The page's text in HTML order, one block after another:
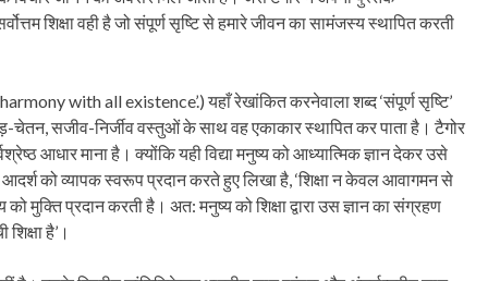
शिक्षा वही है जो संपूर्ण सृष्टि से हमारे जीवन का सामंजस्य स्थापित करती
with all existence’.) यहाँ रेखांकित करनेवाला शब्द ‘संपूर्ण सृष्टि’
सजीव-निर्जीव वस्तुओं के साथ वह एकाकार स्थापित कर पाता है। टैगोर
आधार माना है। क्योंकि यही विद्या मनुष्य को आध्यात्मिक ज्ञान देकर उसे
को व्यापक स्वरूप प्रदान करते हुए लिखा है, ‘शिक्षा न केवल आवागमन से
मुक्ति प्रदान करती है। अत: मनुष्य को शिक्षा द्वारा उस ज्ञान का संग्रहण
है’।